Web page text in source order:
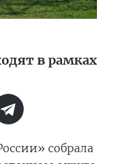
в рамках
собрала